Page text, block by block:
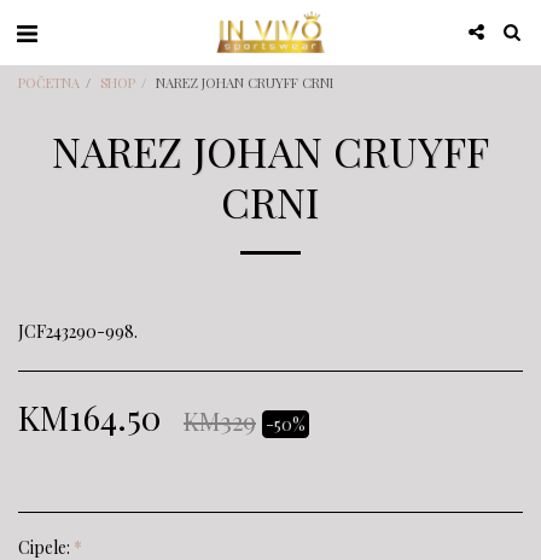
POČETNA SHOP NAREZ JOHAN CRUYFF CRNI
NAREZ JOHAN CRUYFF
CRNI
JCF243290-998.
KM164.50 KM329 -50%
Cipele: *